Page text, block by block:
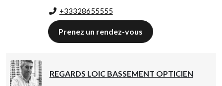
+33328655555
Prenez un rendez-vous
REGARDS LOIC BASSEMENT OPTICIEN